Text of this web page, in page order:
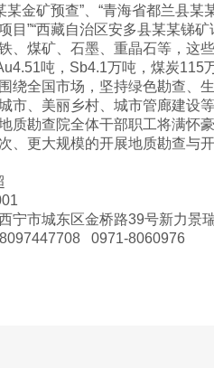
某金矿预查”、“青海省都兰县
目”“西藏自治区安多县某某锑
、煤矿、石墨、重晶石等，这
吨，Sb4.1万吨，煤炭115
绕全国市场，坚持绿色勘查、
市、美丽乡村、城市管廊建设等
质勘查院全体干部职工将满怀
、更大规模的开展地质勘查与
市城东区金桥路39号新力景
0971-8060976